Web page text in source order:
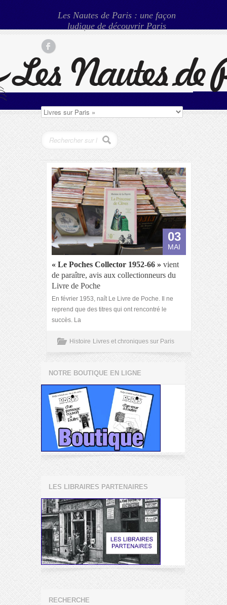
Les Nautes de Paris : une façon
ludique de découvrir Paris
03
MAI
« Le Poches Collector 1952-66 » vient
de paraître, avis aux collectionneurs du
Livre de Poche
En février 1953, naît Le Livre de Poche. Il ne
reprend que des titres qui ont rencontré le
succès. La
Histoire Livres et chroniques sur Paris
NOTRE BOUTIQUE EN LIGNE
LES LIBRAIRES PARTENAIRES
RECHERCHE